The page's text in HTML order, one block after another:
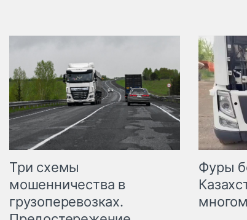
Три схемы
мошенничества в
грузоперевозках.
Фуры